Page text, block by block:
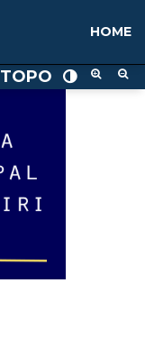
TOPO
HOME